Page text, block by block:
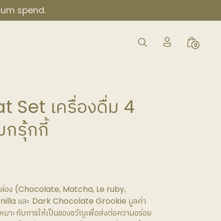
spend.
Search
Account
0
Set ​เครื่องดื่ม 4
กรุ้กกี้
ล่อง (Chocolate, Matcha, Le ruby,
และ Dark Chocolate Grookie มูลค่า
มาะกับการให้เป็นของขวัญเพื่อส่งต่อความอร่อย